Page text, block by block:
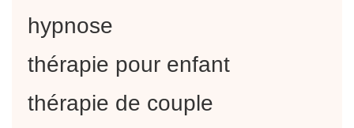
hypnose
thérapie pour enfant
thérapie de couple